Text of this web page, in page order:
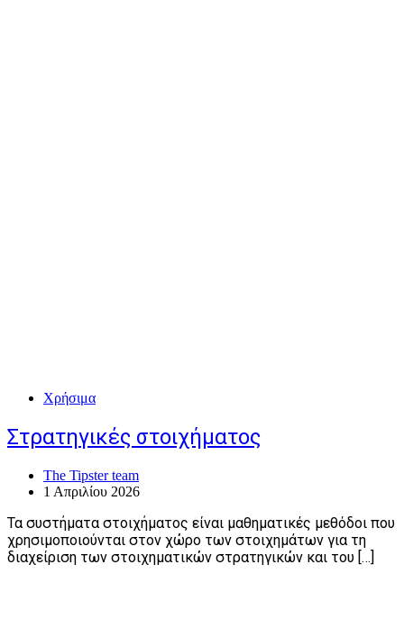
Χρήσιμα
Στρατηγικές στοιχήματος
The Tipster team
1 Απριλίου 2026
Τα συστήματα στοιχήματος είναι μαθηματικές μεθόδοι που
χρησιμοποιούνται στον χώρο των στοιχημάτων για τη
διαχείριση των στοιχηματικών στρατηγικών και του […]